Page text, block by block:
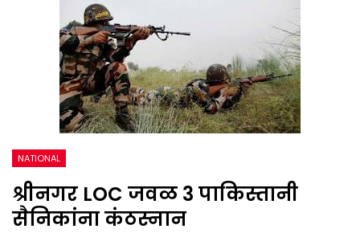
NATIONAL
श्रीनगर LOC जवळ 3 पाकिस्तानी
सैनिकांना कंठस्नान